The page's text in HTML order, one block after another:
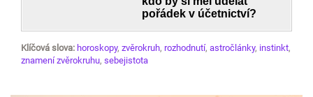
pořádek v účetnictví?
Klíčová slova: horoskopy, zvěrokruh, rozhodnutí, astročlánky, instinkt,
znamení zvěrokruhu, sebejistota